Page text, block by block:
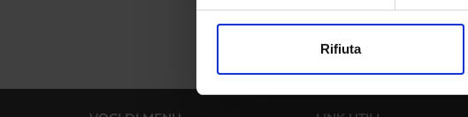
modificare o ritirare il tuo consenso in
Rifiuta